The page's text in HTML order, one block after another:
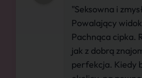
"Seksowna i
Powalający
Pachnąca cipka.
jak z dobrą
perfekcja. Kiedy